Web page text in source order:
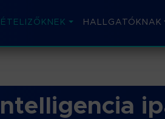
HALLGATÓKNAK